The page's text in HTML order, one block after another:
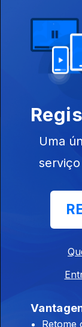
Uma
Retome